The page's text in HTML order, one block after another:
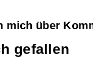
mich über
gefallen